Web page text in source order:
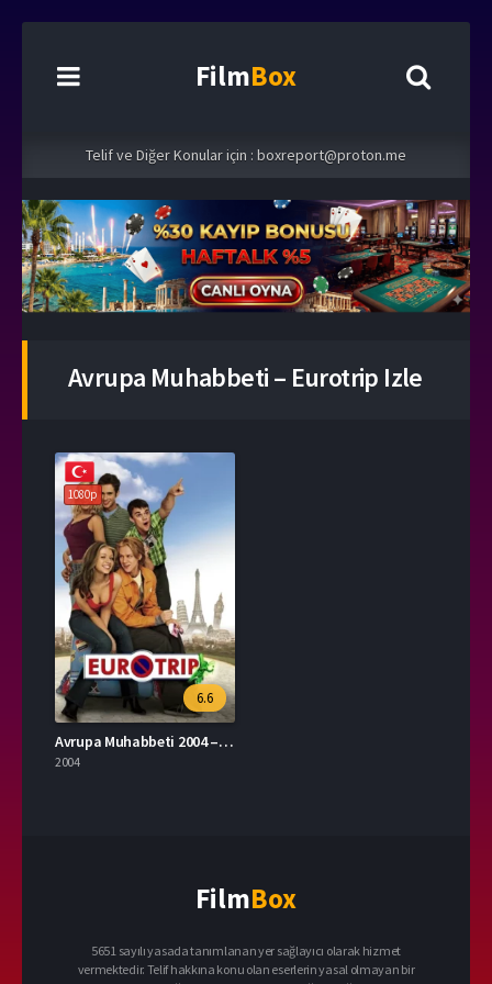
FilmBox
Telif ve Diğer Konular için : boxreport@proton.me
Avrupa Muhabbeti – Eurotrip Izle
1080p
6.6
Avrupa Muhabbeti 2004 – EuroTrip 1080p Turkce Dublaj izle
2004
FilmBox
5651 sayılı yasada tanımlanan yer sağlayıcı olarak hizmet
vermektedir. Telif hakkına konu olan eserlerin yasal olmayan bir